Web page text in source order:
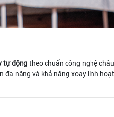
tự động theo chuẩn công nghệ châu
đa năng và khả năng xoay linh hoạt